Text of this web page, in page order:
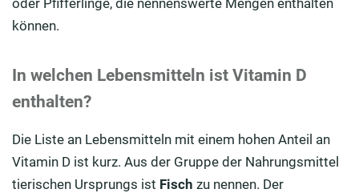
können.
In welchen Lebensmitteln ist Vitamin D
enthalten?
Die Liste an Lebensmitteln mit einem hohen Anteil an
Vitamin D ist kurz. Aus der Gruppe der Nahrungsmittel
tierischen Ursprungs ist Fisch zu nennen. Der